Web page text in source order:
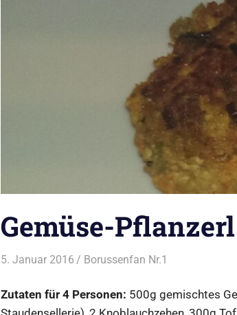
Gemüse-Pflanzerl
5. Januar 2016 Borussenfan Nr.1
Zutaten für 4 Personen: 500g gemischtes